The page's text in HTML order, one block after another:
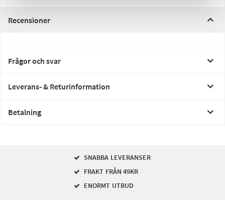
Recensioner
Frågor och svar
Leverans- & Returinformation
Betalning
SNABBA LEVERANSER
FRAKT FRÅN 49KR
ENORMT UTBUD